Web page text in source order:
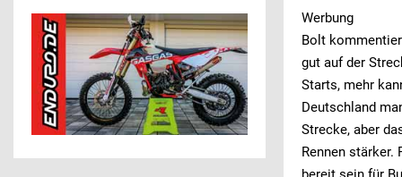
Werbung
Bolt
gut auf der
Starts, mehr
Deutschland
Strecke, aber
Rennen stärker.